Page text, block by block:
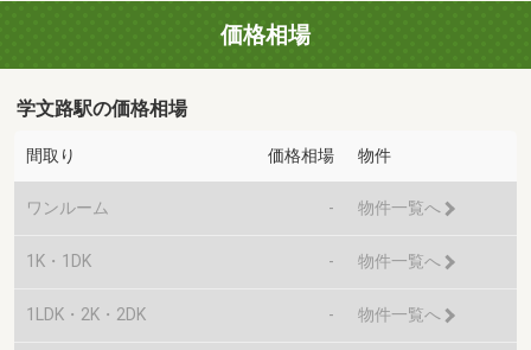
価格相場
学文路駅の価格相場
間取り 価格相場 物件
ワンルーム - 物件一覧へ
1K・1DK - 物件一覧へ
1LDK・2K・2DK - 物件一覧へ